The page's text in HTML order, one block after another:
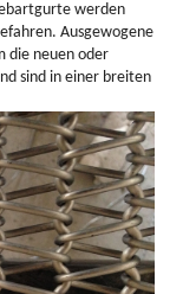
werden
Ausgewogene
die neuen oder
sind in einer breiten